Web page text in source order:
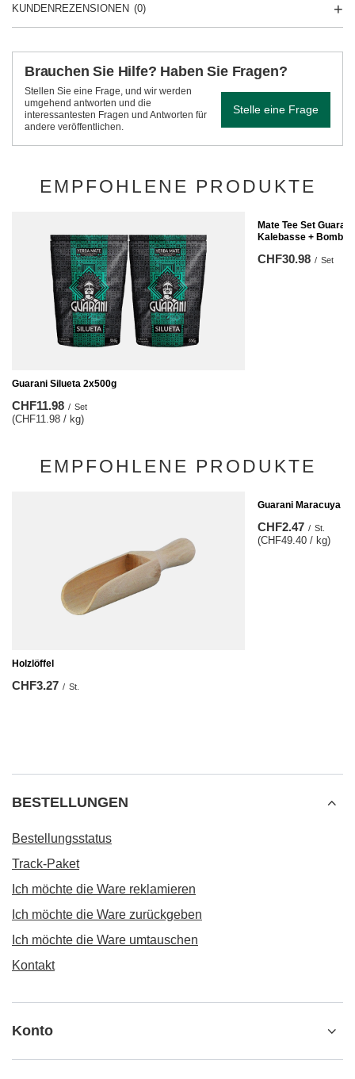
KUNDENREZENSIONEN (0)
Brauchen Sie Hilfe? Haben Sie Fragen?
Stellen Sie eine Frage, und wir werden
umgehend antworten und die
interessantesten Fragen und Antworten für
andere veröffentlichen.
Stelle eine Frage
EMPFOHLENE PRODUKTE
Guarani Silueta 2x500g
CHF11.98 / Set
(CHF11.98 / kg)
Mate Tee Set
Kalebasse + Bombilla
CHF30.98 / Set
EMPFOHLENE PRODUKTE
Holzlöffel
CHF3.27 / St.
Guarani Maracuya
CHF2.47 / St.
(CHF49.40 / kg)
BESTELLUNGEN
Bestellungsstatus
Track-Paket
Ich möchte die Ware reklamieren
Ich möchte die Ware zurückgeben
Ich möchte die Ware umtauschen
Kontakt
Konto